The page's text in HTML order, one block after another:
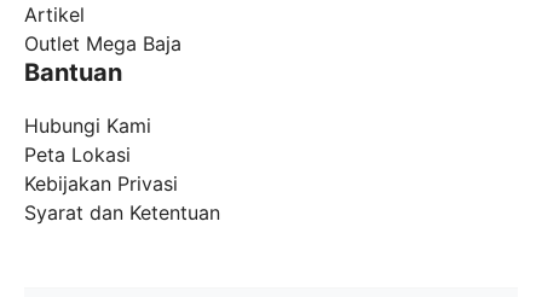
Artikel
Outlet Mega Baja
Bantuan
Hubungi Kami
Peta Lokasi
Kebijakan Privasi
Syarat dan Ketentuan